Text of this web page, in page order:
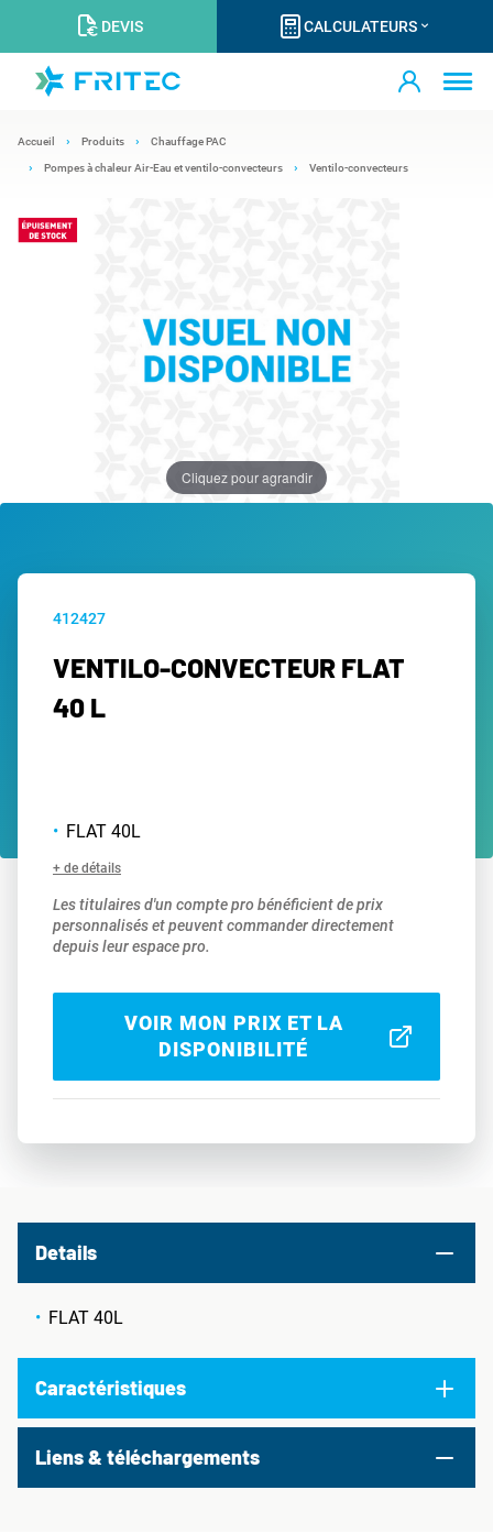
DEVIS CALCULATEURS
Accueil Produits Chauffage PAC
Pompes à chaleur Air-Eau et ventilo-convecteurs Ventilo-convecteurs
Cliquez pour agrandir
412427
VENTILO-CONVECTEUR FLAT
40 L
FLAT 40L
+ de détails
Les titulaires d'un compte pro bénéficient de prix
personnalisés et peuvent commander directement
depuis leur espace pro.
VOIR MON PRIX ET LA
DISPONIBILITÉ
Details
FLAT 40L
Caractéristiques
Liens & téléchargements